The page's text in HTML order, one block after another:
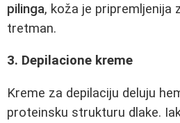
pilinga, koža je pripremljenija
tretman.
3. Depilacione kreme
Kreme za depilaciju deluju
proteinsku strukturu dlake.